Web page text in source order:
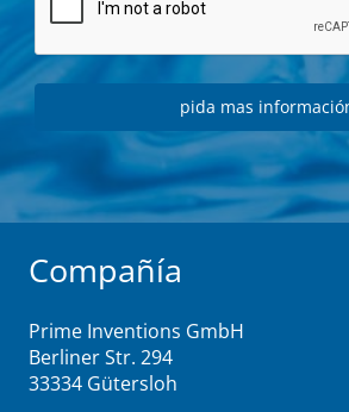
Compañía
Prime Inventions GmbH
Berliner Str. 294
33334 Gütersloh